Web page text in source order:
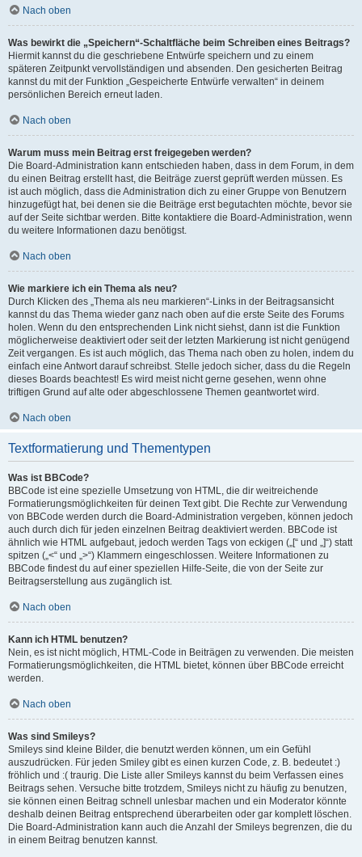
Nach oben
Was bewirkt die „Speichern“-Schaltfläche beim Schreiben eines Beitrags?
Hiermit kannst du die geschriebene Entwürfe speichern und zu einem
späteren Zeitpunkt vervollständigen und absenden. Den gesicherten Beitrag
kannst du mit der Funktion „Gespeicherte Entwürfe verwalten“ in deinem
persönlichen Bereich erneut laden.
Nach oben
Warum muss mein Beitrag erst freigegeben werden?
Die Board-Administration kann entschieden haben, dass in dem Forum, in dem
du einen Beitrag erstellt hast, die Beiträge zuerst geprüft werden müssen. Es
ist auch möglich, dass die Administration dich zu einer Gruppe von Benutzern
hinzugefügt hat, bei denen sie die Beiträge erst begutachten möchte, bevor sie
auf der Seite sichtbar werden. Bitte kontaktiere die Board-Administration, wenn
du weitere Informationen dazu benötigst.
Nach oben
Wie markiere ich ein Thema als neu?
Durch Klicken des „Thema als neu markieren“-Links in der Beitragsansicht
kannst du das Thema wieder ganz nach oben auf die erste Seite des Forums
holen. Wenn du den entsprechenden Link nicht siehst, dann ist die Funktion
möglicherweise deaktiviert oder seit der letzten Markierung ist nicht genügend
Zeit vergangen. Es ist auch möglich, das Thema nach oben zu holen, indem du
einfach eine Antwort darauf schreibst. Stelle jedoch sicher, dass du die Regeln
dieses Boards beachtest! Es wird meist nicht gerne gesehen, wenn ohne
triftigen Grund auf alte oder abgeschlossene Themen geantwortet wird.
Nach oben
Textformatierung und Thementypen
Was ist BBCode?
BBCode ist eine spezielle Umsetzung von HTML, die dir weitreichende
Formatierungsmöglichkeiten für deinen Text gibt. Die Rechte zur Verwendung
von BBCode werden durch die Board-Administration vergeben, können jedoch
auch durch dich für jeden einzelnen Beitrag deaktiviert werden. BBCode ist
ähnlich wie HTML aufgebaut, jedoch werden Tags von eckigen („[“ und „]“) statt
spitzen („<“ und „>“) Klammern eingeschlossen. Weitere Informationen zu
BBCode findest du auf einer speziellen Hilfe-Seite, die von der Seite zur
Beitragserstellung aus zugänglich ist.
Nach oben
Kann ich HTML benutzen?
Nein, es ist nicht möglich, HTML-Code in Beiträgen zu verwenden. Die meisten
Formatierungsmöglichkeiten, die HTML bietet, können über BBCode erreicht
werden.
Nach oben
Was sind Smileys?
Smileys sind kleine Bilder, die benutzt werden können, um ein Gefühl
auszudrücken. Für jeden Smiley gibt es einen kurzen Code, z. B. bedeutet :)
fröhlich und :( traurig. Die Liste aller Smileys kannst du beim Verfassen eines
Beitrags sehen. Versuche bitte trotzdem, Smileys nicht zu häufig zu benutzen,
sie können einen Beitrag schnell unlesbar machen und ein Moderator könnte
deshalb deinen Beitrag entsprechend überarbeiten oder gar komplett löschen.
Die Board-Administration kann auch die Anzahl der Smileys begrenzen, die du
in einem Beitrag benutzen kannst.